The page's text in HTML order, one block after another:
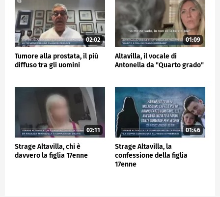
02:02
Tumore alla prostata, il più
diffuso tra gli uomini
01:09
Altavilla, il vocale di
Antonella da "Quarto grado"
02:11
Strage Altavilla, chi è
davvero la figlia 17enne
01:46
Strage Altavilla, la
confessione della figlia
17enne